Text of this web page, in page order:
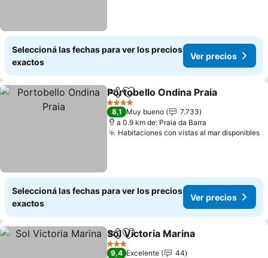
Seleccioná las fechas para ver los precios
exactos
Ver precios
CompartirAñadir a favoritos
Portobello Ondina Praia
4 Estrellas
8,1 Muy bueno
7.733
a 0.9 km de: Praia da Barra
Habitaciones con vistas al mar disponibles
Seleccioná las fechas para ver los precios
exactos
Ver precios
CompartirAñadir a favoritos
Sol Victoria Marina
3 Estrellas
9,4 Excelente
44